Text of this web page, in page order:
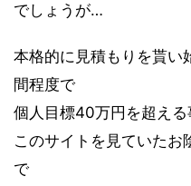
でしょうが…
本格的に見積もりを貰い
間程度で
個人目標40万円を超える
このサイトを見ていたお
で